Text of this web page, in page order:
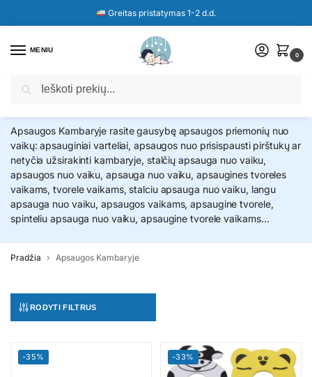
Greitas pristatymas 1-2 d.d.
MENIU
0
Apsaugos Kambaryje rasite gausybę apsaugos priemonių nuo
vaikų: apsauginiai varteliai, apsaugos nuo prisispausti pirštukų ar
netyčia užsirakinti kambaryje, stalčių apsauga nuo vaiku,
apsaugos nuo vaiku, apsauga nuo vaiku, apsaugines tvoreles
vaikams, tvorele vaikams, stalciu apsauga nuo vaiku, langu
apsauga nuo vaiku, apsaugos vaikams, apsaugine tvorele,
spinteliu apsauga nuo vaiku, apsaugine tvorele vaikams…
Pradžia Apsaugos Kambaryje
RODYTI FILTRUS
-35% -33%